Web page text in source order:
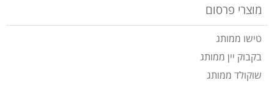
מוצרי פרסום
טישו ממותג
בקבוק יין ממותג
שוקולד ממותג